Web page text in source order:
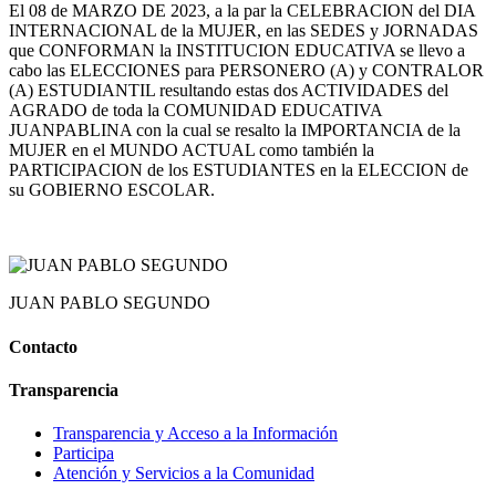
El 08 de MARZO DE 2023, a la par la CELEBRACION del DIA
INTERNACIONAL de la MUJER, en las SEDES y JORNADAS
que CONFORMAN la INSTITUCION EDUCATIVA se llevo a
cabo las ELECCIONES para PERSONERO (A) y CONTRALOR
(A) ESTUDIANTIL resultando estas dos ACTIVIDADES del
AGRADO de toda la COMUNIDAD EDUCATIVA
JUANPABLINA con la cual se resalto la IMPORTANCIA de la
MUJER en el MUNDO ACTUAL como también la
PARTICIPACION de los ESTUDIANTES en la ELECCION de
su GOBIERNO ESCOLAR.
JUAN PABLO SEGUNDO
Contacto
Transparencia
Transparencia y Acceso a la Información
Participa
Atención y Servicios a la Comunidad